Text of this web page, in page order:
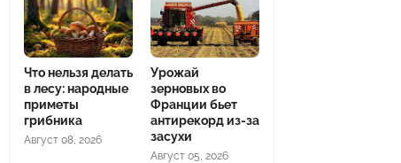
Что нельзя делать
в лесу: народные
приметы
грибника
Август 08, 2026
Урожай
зерновых во
Франции бьет
антирекорд из-за
засухи
Август 05, 2026